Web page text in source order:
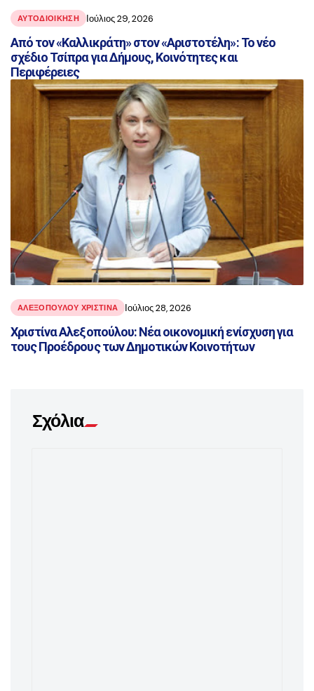
ΑΥΤΟΔΙΟΙΚΗΣΗ Ιούλιος 29, 2026
Από τον «Καλλικράτη» στον «Αριστοτέλη»: Το νέο
σχέδιο Τσίπρα για Δήμους, Κοινότητες και
Περιφέρειες
ΑΛΕΞΟΠΟΥΛΟΥ ΧΡΙΣΤΙΝΑ Ιούλιος 28, 2026
Χριστίνα Αλεξοπούλου: Νέα οικονομική ενίσχυση για
τους Προέδρους των Δημοτικών Κοινοτήτων
Σχόλια